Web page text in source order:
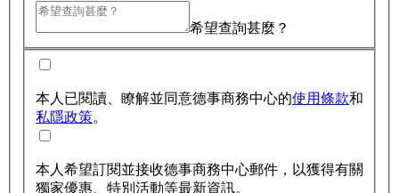
希望查詢甚麼？
本人已閱讀、瞭解並同意德事商務中心的使用條款和
私隱政策。
本人希望訂閱並接收德事商務中心郵件，以獲得有關
獨家優惠、特別活動等最新資訊。